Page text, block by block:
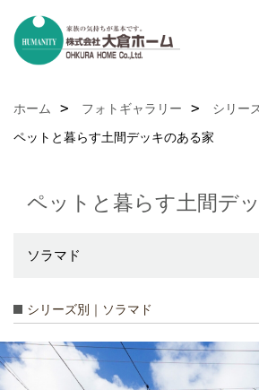
ホーム フォトギャラリー シリー
ペットと暮らす土間デッキのある家
ペットと暮らす土間デ
ソラマド
シリーズ別｜ソラマド